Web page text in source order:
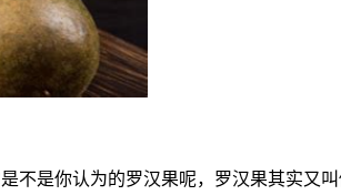
是你认为的罗汉果呢，罗汉果其实又